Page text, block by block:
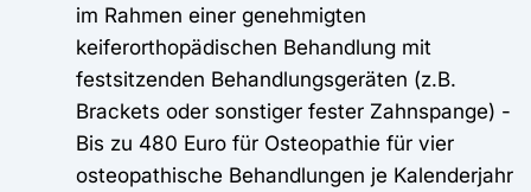
im Rahmen einer genehmigten
keiferorthopädischen Behandlung mit
festsitzenden Behandlungsgeräten (z.B.
Brackets oder sonstiger fester Zahnspange) -
Bis zu 480 Euro für Osteopathie für vier
osteopathische Behandlungen je Kalenderjahr